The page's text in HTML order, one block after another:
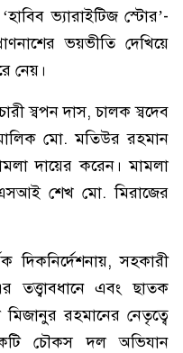
ভ্যারাইটিজ স্টোর’-
ভয়ভীতি দেখিয়ে
নেয়।
স্বপন দাস, চালক স্বদেব
মো. মতিউর রহমান
দায়ের করেন। মামলা
শেখ মো. মিরাজের
দিকনির্দেশনায়, সহকারী
এবং ছাতক
রহমানের নেতৃত্বে
চৌকস দল অভিযান